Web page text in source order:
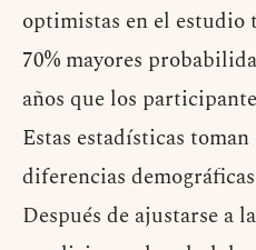
optimistas en el estudio
70% mayores
años que los
Estas estadísticas
diferencias
Después de ajustarse a